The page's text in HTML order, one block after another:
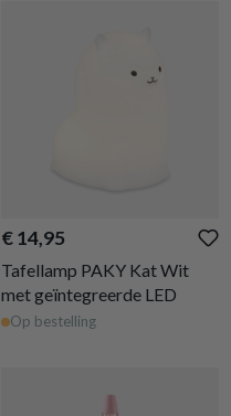
€ 14,95
Tafellamp PAKY Kat Wit
met geïntegreerde LED
Op bestelling